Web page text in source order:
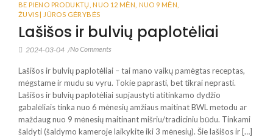
BE PIENO PRODUKTŲ NUO 12 MĖN NUO 9 MĖN
ŽUVIS | JŪROS GĖRYBĖS
Lašišos ir bulvių paplotėliai
2024-03-04 /No Comments
Lašišos ir bulvių paplotėliai – tai mano vaikų pamėgtas receptas,
mėgstame ir mudu su vyru. Tokie paprasti, bet tikrai neprasti.
Lašišos ir bulvių paplotėliai supjaustyti atitinkamo dydžio
gabalėliais tinka nuo 6 mėnesių amžiaus maitinat BWL metodu ar
maždaug nuo 9 mėnesių maitinant mišriu/tradiciniu būdu. Tinkami
šaldyti (šaldymo kameroje laikykite iki 3 mėnesių). Šie lašišos ir […]